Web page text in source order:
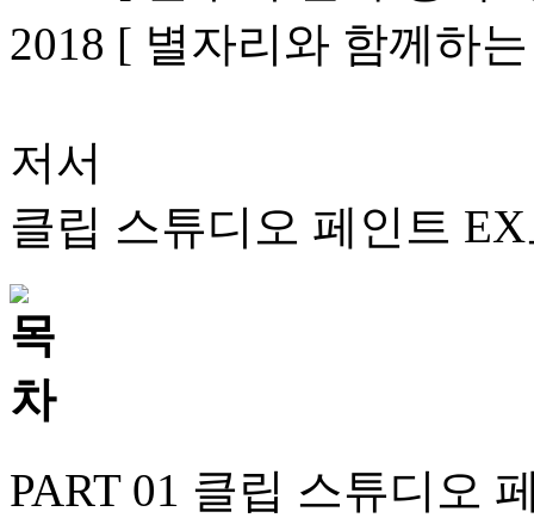
2018 [ 별자리와 함께하
저서
클립 스튜디오 페인트
PART 01 클립 스튜디오